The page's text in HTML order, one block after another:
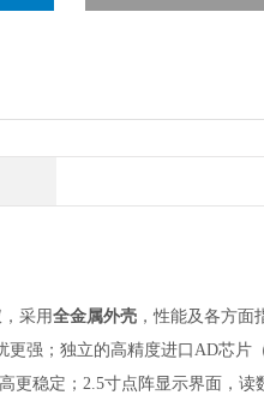
采用全金属外壳 ，性能及各方面
强；独立的高精度进口AD芯片
更稳定；2.5寸点阵显示界面，